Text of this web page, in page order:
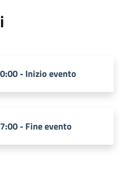
- Inizio evento
- Fine evento